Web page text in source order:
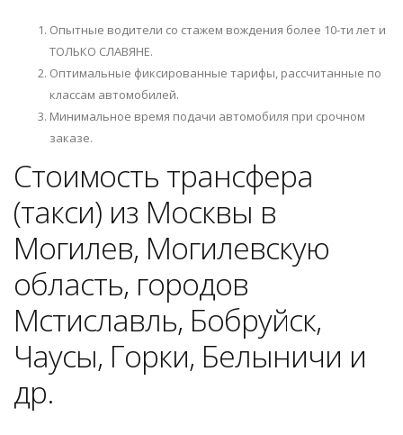
Опытные водители со стажем вождения более 10-ти лет и
ТОЛЬКО СЛАВЯНЕ.
Оптимальные фиксированные тарифы, рассчитанные по
классам автомобилей.
Минимальное время подачи автомобиля при срочном
заказе.
Стоимость трансфера
(такси) из Москвы в
Могилев, Могилевскую
область, городов
Мстиславль, Бобруйск,
Чаусы, Горки, Белыничи и
др.